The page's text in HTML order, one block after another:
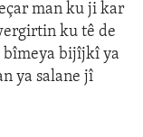
man ku ji kar
ku tê de
bîmeya bijîjkî ya
ya salane jî